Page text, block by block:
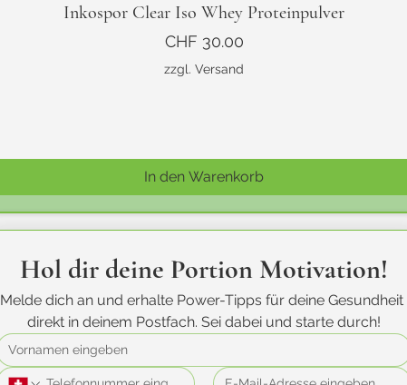
Schnellansicht
Inkospor Clear Iso Whey Proteinpulver
Preis
CHF 30.00
zzgl. Versand
In den Warenkorb
Hol dir deine Portion Motivation!
Melde dich an und erhalte Power-Tipps für deine Gesundheit
direkt in deinem Postfach. Sei dabei und starte durch!